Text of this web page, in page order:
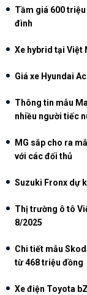
Tầm giá 600
đình
Xe hybrid tại Việt
Giá xe Hyundai
Thông tin mẫu
nhiều người tiếc
MG sắp cho ra
với các đối thủ
Suzuki Fronx dự
Thị trường ô tô
8/2025
Chi tiết mẫu
từ 468 triệu đồng
Xe điện Toyota